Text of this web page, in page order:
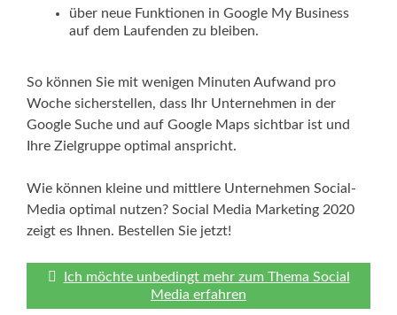
über neue Funktionen in Google My Business
auf dem Laufenden zu bleiben.
So können Sie mit wenigen Minuten Aufwand pro
Woche sicherstellen, dass Ihr Unternehmen in der
Google Suche und auf Google Maps sichtbar ist und
Ihre Zielgruppe optimal anspricht.
Wie können kleine und mittlere Unternehmen Social-
Media optimal nutzen? Social Media Marketing 2020
zeigt es Ihnen. Bestellen Sie jetzt!
Ich möchte unbedingt mehr zum Thema Social
Media erfahren